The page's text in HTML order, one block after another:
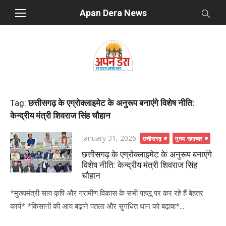
Apan Dera News
Tag:छत्तीसगढ़ के एग्रोक्लाइमेट के अनुरूप बनाएंगे विशेष नीति:
केन्द्रीय मंत्री शिवराज सिंह चौहान
Posted
on
January 31, 2026 छत्तीसगढ़ मुख्य समाचार
छत्तीसगढ़ के एग्रोक्लाइमेट के अनुरूप बनाएंगे
विशेष नीति: केन्द्रीय मंत्री शिवराज सिंह
चौहान
*मुख्यमंत्री साय कृषि और ग्रामीण विकास के सभी पहलू पर कर रहे हैं बेहतर
कार्य* *किसानों की आय बढ़ाने पतला और सुगंधित धान को बढ़ावा*...